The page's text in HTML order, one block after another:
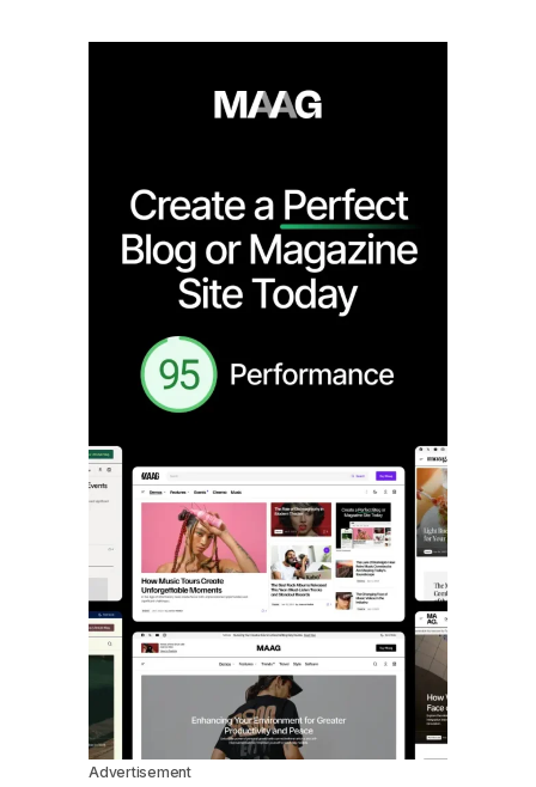
Advertisement